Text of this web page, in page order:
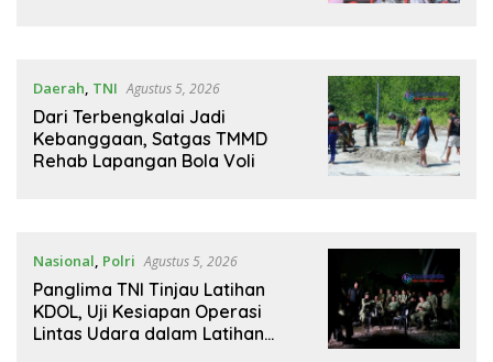
Daerah, TNI Agustus 5, 2026
Dari Terbengkalai Jadi
Kebanggaan, Satgas TMMD
Rehab Lapangan Bola Voli
Nasional, Polri Agustus 5, 2026
Panglima TNI Tinjau Latihan
KDOL, Uji Kesiapan Operasi
Lintas Udara dalam Latihan